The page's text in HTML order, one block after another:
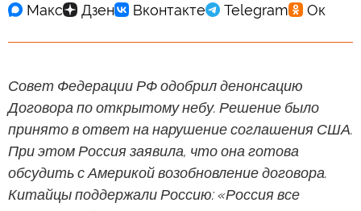
Совет Федерации РФ одобрил денонсацию
Договора по открытому небу. Решение было
принято в ответ на нарушение соглашения США.
При этом Россия заявила, что она готова
обсудить с Америкой возобновление договора.
Китайцы поддержали Россию: «Россия все